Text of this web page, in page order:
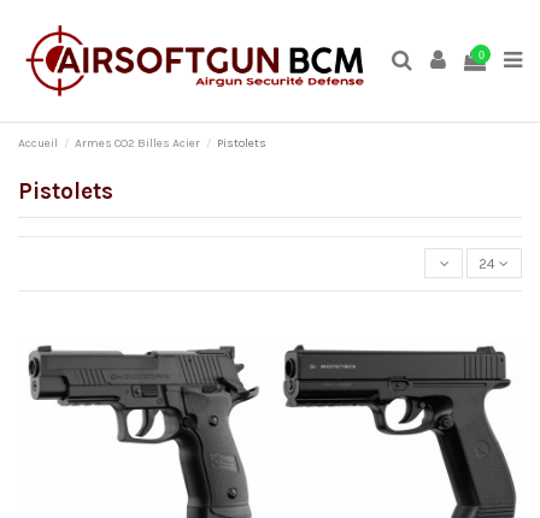
0
Accueil Armes CO2 Billes Acier Pistolets
Pistolets
24